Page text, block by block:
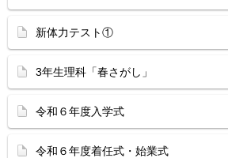
新体力テスト①
3年生理科「春さがし」
令和６年度入学式
令和６年度着任式・始業式